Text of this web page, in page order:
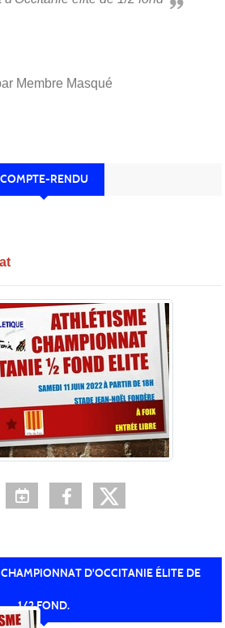
Membre Masqué
COMPTE-RENDU
D'OCCITANIE ÉLITE DE
1/2 FOND.